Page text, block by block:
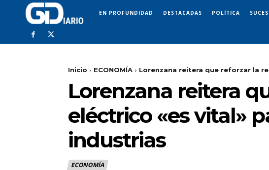
EN PROFUNDIDAD DESTACADAS POLÍTICA
Inicio ECONOMÍA Lorenzana reitera que reforzar la
Lorenzana reitera
eléctrico «es vital»
industrias
ECONOMÍA